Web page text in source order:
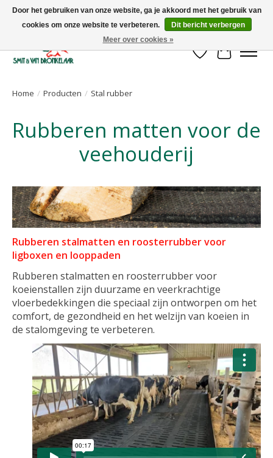
Uw leverancier voor stalinrichtingen en het opruwen van betonvloeren!
Verlanglijst
Home / Producten / Stal rubber
Rubberen matten voor de
veehouderij
Rubberen stalmatten en roosterrubber voor
ligboxen en looppaden
Rubberen stalmatten en roosterrubber voor
koeienstallen zijn duurzame en veerkrachtige
vloerbedekkingen die speciaal zijn ontworpen om het
comfort, de gezondheid en het welzijn van koeien in
de stalomgeving te verbeteren.
Door het gebruiken van onze website, ga je akkoord met het gebruik van
cookies om onze website te verbeteren.
Dit bericht verbergen
Meer over cookies »